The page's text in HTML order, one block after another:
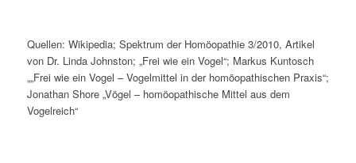
Quellen: Wikipedia; Spektrum der Homöopathie 3/2010, Artikel
von Dr. Linda Johnston; „Frei wie ein Vogel“; Markus Kuntosch
„„Frei wie ein Vogel – Vogelmittel in der homöopathischen Praxis“;
Jonathan Shore „Vögel – homöopathische Mittel aus dem
Vogelreich“